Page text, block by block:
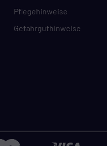
Pflegehinweise
Gefahrguthinweise